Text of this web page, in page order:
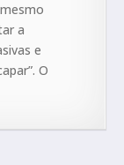
a
e
O